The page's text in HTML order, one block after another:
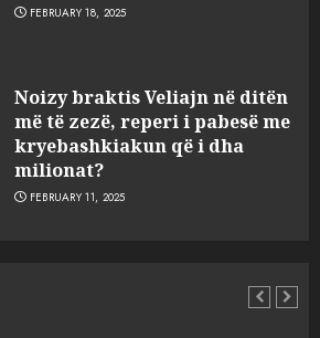
FEBRUARY 18, 2025
Noizy braktis Veliajn në ditën
më të zezë, reperi i pabesë me
kryebashkiakun që i dha
milionat?
FEBRUARY 11, 2025
çfarë dënimi kërkon për
Mariela dhe Antonela
Berishën
MARCH 25, 2025
dëshmia e Nuredin Dumanit